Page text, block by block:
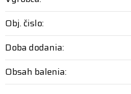
Obj. čislo:
Doba dodania:
Obsah balenia: